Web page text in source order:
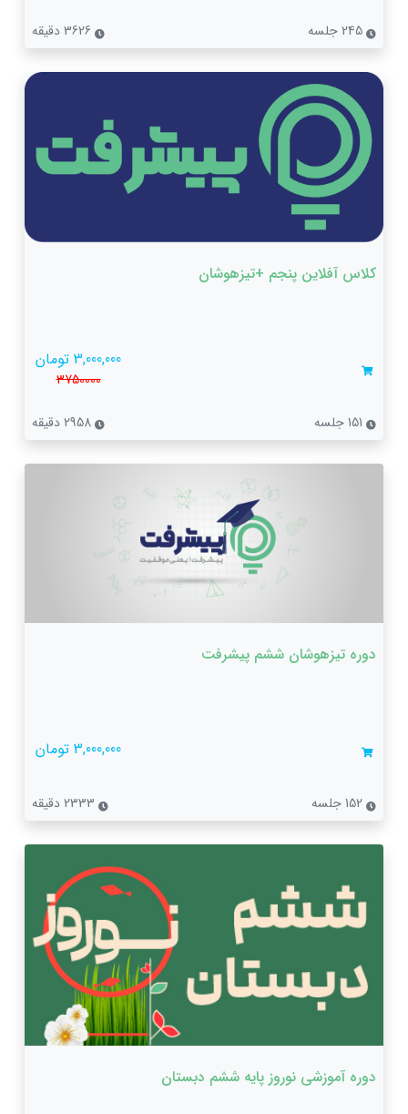
کلاس آفلاین پنجم +تیزهوشان
3,000,000 تومان
3750000
دوره تیزهوشان ششم پیشرفت
3,000,000 تومان
دوره آموزشی نوروز پایه ششم دبستان